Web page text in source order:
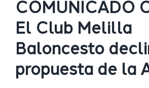
COMUNICADO
El Club Melilla
Baloncesto
propuesta de la